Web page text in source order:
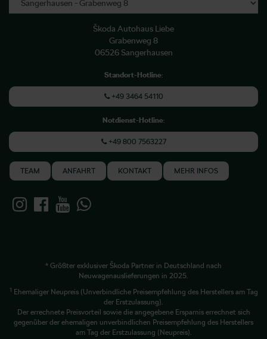
Škoda Autohaus Liebe
Grabenweg 8
06526 Sangerhausen
Standort-Hotline:
+49 3464 54110
Notdienst-Hotline:
+49 800 7563227
TEAM ANFAHRT KONTAKT MEHR INFOS
* Größter exklusiver Škoda Partner in Deutschland nach
Neuwagenauslieferungen in 2025.
1 Ehemaliger Neupreis (Unverbindliche Preisempfehlung des Herstellers am Tag
der Erstzulassung).
Der errechnete Preisvorteil sowie die angegebene Ersparnis errechnet sich
gegenüber der ehemaligen unverbindlichen Preisempfehlung des Herstellers
am Tag der Erstzulassung (Neupreis).